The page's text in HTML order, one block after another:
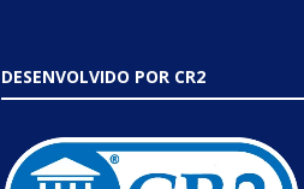
DESENVOLVIDO POR CR2